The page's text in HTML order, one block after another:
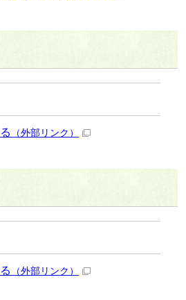
（外部リンク）
（外部リンク）